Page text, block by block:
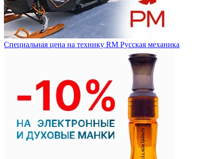
Специальная цена на технику RM Русская механика